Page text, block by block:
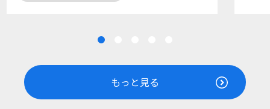
もっと見る